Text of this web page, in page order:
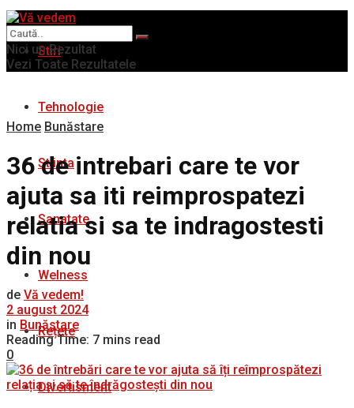
Stiri
Tehnologie
Stiinta
Sanatate
Welness
Rețete
Divertisment
Nici un Rezultat
Vezi Toate Rezultatele
Home Bunăstare
36 de intrebari care te vor
ajuta sa iti reimprospatezi
relatia si sa te indragostesti
din nou
de Vă vedem!
2 august 2024
in Bunăstare
Reading Time: 7 mins read
0